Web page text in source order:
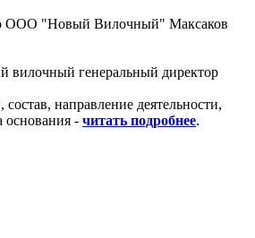
ООО "Новый Вилочный" Максаков
направление деятельности,
основания - читать подробнее.